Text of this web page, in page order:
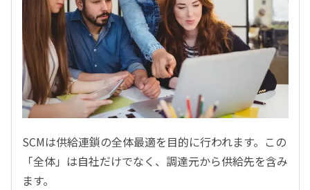
SCMは供給連鎖の全体最適を目的に行われます。この
「全体」は自社だけでなく、調達元から供給先を含み
ます。